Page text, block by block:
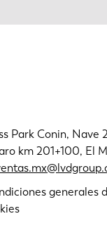
Park Conin,
km 201+100, El
generales